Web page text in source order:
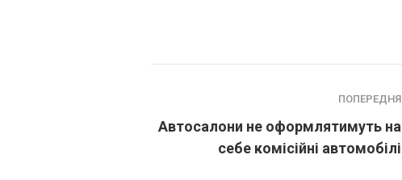
ПОПЕРЕДНЯ
Автосалони не оформлятимуть на
себе комісійні автомобілі